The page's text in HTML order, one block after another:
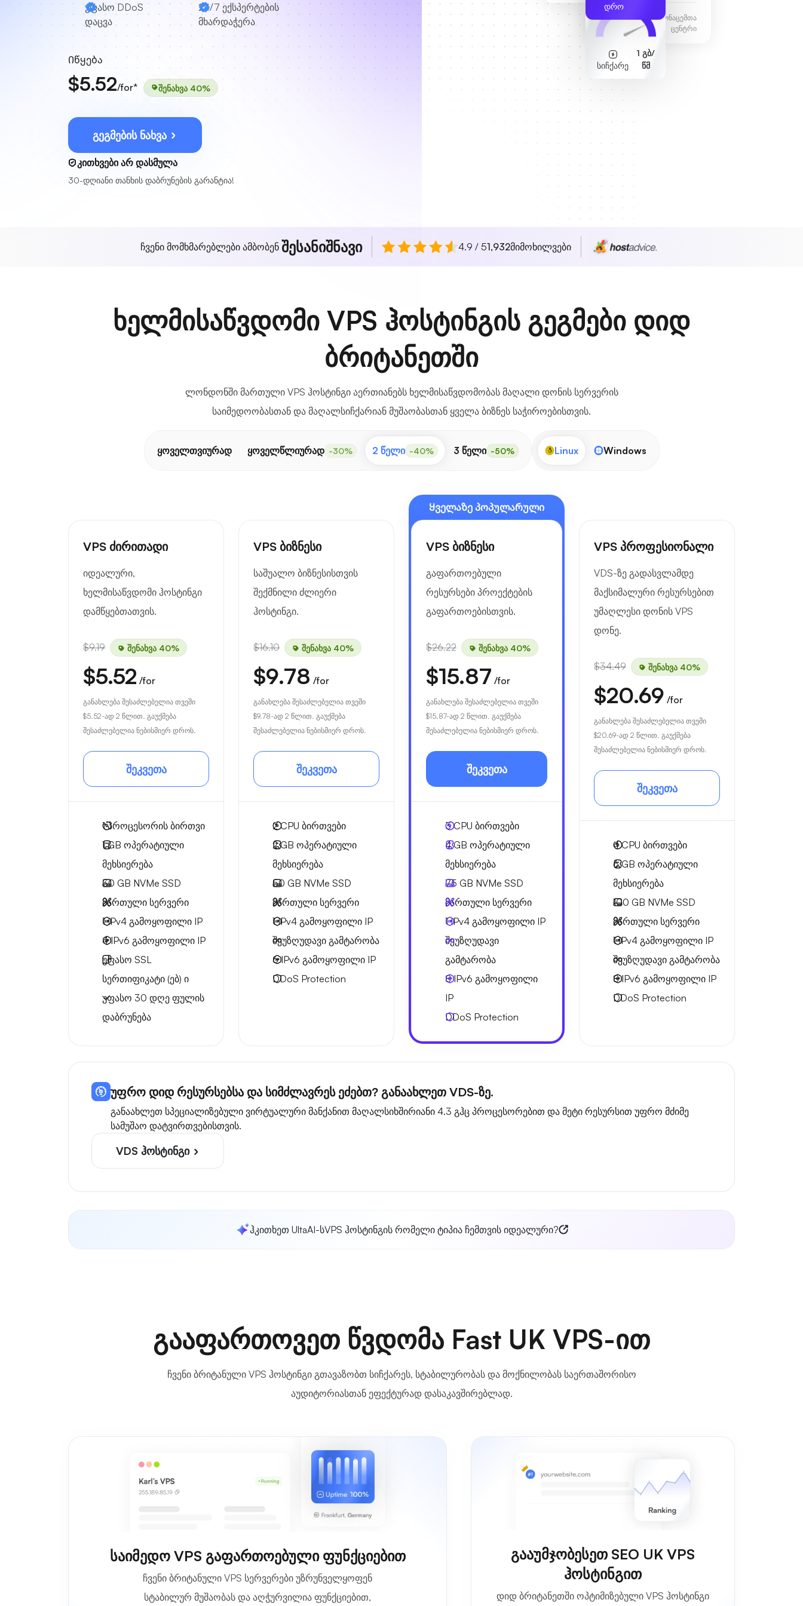
უფასო DDoS
დაცვა
24/7 ექსპერტების
მხარდაჭერა
Იწყება
$5.52/for* შენახვა 40%
გეგმების ნახვა
კითხვები არ დასმულა
30-დღიანი თანხის დაბრუნების გარანტია!
ფრანკფურტის მონაცემთა
ცენტრი
სიჩქარე
1 გბ/
წმ
დრო
ჩვენი მომხმარებლები ამბობენ შესანიშნავი 4.9 / 51,932მიმოხილვები
ხელმისაწვდომი VPS ჰოსტინგის გეგმები დიდ
ბრიტანეთში
ლონდონში მართული VPS ჰოსტინგი აერთიანებს ხელმისაწვდომობას მაღალი დონის სერვერის
საიმედოობასთან და მაღალსიჩქარიან მუშაობასთან ყველა ბიზნეს საჭიროებისთვის.
ყოველთვიურად ყოველწლიურად -30% 2 წელი -40% 3 წელი -50% Linux Windows
VPS ძირითადი
იდეალური,
ხელმისაწვდომი ჰოსტინგი
დამწყებთათვის.
$9.19 შენახვა 40%
$5.52 /for
განახლება შესაძლებელია თვეში
$5.52-ად 2 წლით. გაუქმება
შესაძლებელია ნებისმიერ დროს.
შეკვეთა
1პროცესორის ბირთვი
1 GB ოპერატიული
მეხსიერება
30 GB NVMe SSD
მართული სერვერი
1 IPv4 გამოყოფილი IP
4 IPv6 გამოყოფილი IP
უფასო SSL
სერთიფიკატი (ებ) ი
უფასო 30 დღე ფულის
დაბრუნება
VPS ბიზნესი
საშუალო ბიზნესისთვის
შექმნილი ძლიერი
ჰოსტინგი.
$16.10 შენახვა 40%
$9.78 /for
განახლება შესაძლებელია თვეში
$9.78-ად 2 წლით. გაუქმება
შესაძლებელია ნებისმიერ დროს.
შეკვეთა
2CPU ბირთვები
2 GB ოპერატიული
მეხსიერება
50 GB NVMe SSD
მართული სერვერი
1 IPv4 გამოყოფილი IP
შეუზღუდავი გამტარობა
6 IPv6 გამოყოფილი IP
DDoS Protection
Ყველაზე პოპულარული
VPS ბიზნესი
გაფართოებული
რესურსები პროექტების
გაფართოებისთვის.
$26.22 შენახვა 40%
$15.87 /for
განახლება შესაძლებელია თვეში
$15.87-ად 2 წლით. გაუქმება
შესაძლებელია ნებისმიერ დროს.
შეკვეთა
3CPU ბირთვები
4 GB ოპერატიული
მეხსიერება
75 GB NVMe SSD
მართული სერვერი
1 IPv4 გამოყოფილი IP
შეუზღუდავი
გამტარობა
8 IPv6 გამოყოფილი
IP
DDoS Protection
VPS პროფესიონალი
VDS-ზე გადასვლამდე
მაქსიმალური რესურსებით
უმაღლესი დონის VPS
დონე.
$34.49 შენახვა 40%
$20.69 /for
განახლება შესაძლებელია თვეში
$20.69-ად 2 წლით. გაუქმება
შესაძლებელია ნებისმიერ დროს.
შეკვეთა
4CPU ბირთვები
6 GB ოპერატიული
მეხსიერება
100 GB NVMe SSD
მართული სერვერი
1 IPv4 გამოყოფილი IP
შეუზღუდავი გამტარობა
8 IPv6 გამოყოფილი IP
DDoS Protection
უფრო დიდ რესურსებსა და სიმძლავრეს ეძებთ? განაახლეთ VDS-ზე.
განაახლეთ სპეციალიზებული ვირტუალური მანქანით მაღალსიხშირიანი 4.3 გჰც პროცესორებით და მეტი რესურსით უფრო მძიმე
სამუშაო დატვირთვებისთვის.
VDS ჰოსტინგი
ჰკითხეთ UltaAI-სVPS ჰოსტინგის რომელი ტიპია ჩემთვის იდეალური?
გააფართოვეთ წვდომა Fast UK VPS-ით
ჩვენი ბრიტანული VPS ჰოსტინგი გთავაზობთ სიჩქარეს, სტაბილურობას და მოქნილობას საერთაშორისო
აუდიტორიასთან ეფექტურად დასაკავშირებლად.
საიმედო VPS გაფართოებული ფუნქციებით
ჩვენი ბრიტანული VPS სერვერები უზრუნველყოფენ
სტაბილურ მუშაობას და აღჭურვილია ფუნქციებით,
გააუმჯობესეთ SEO UK VPS
ჰოსტინგით
დიდ ბრიტანეთში ოპტიმიზებული VPS ჰოსტინგი